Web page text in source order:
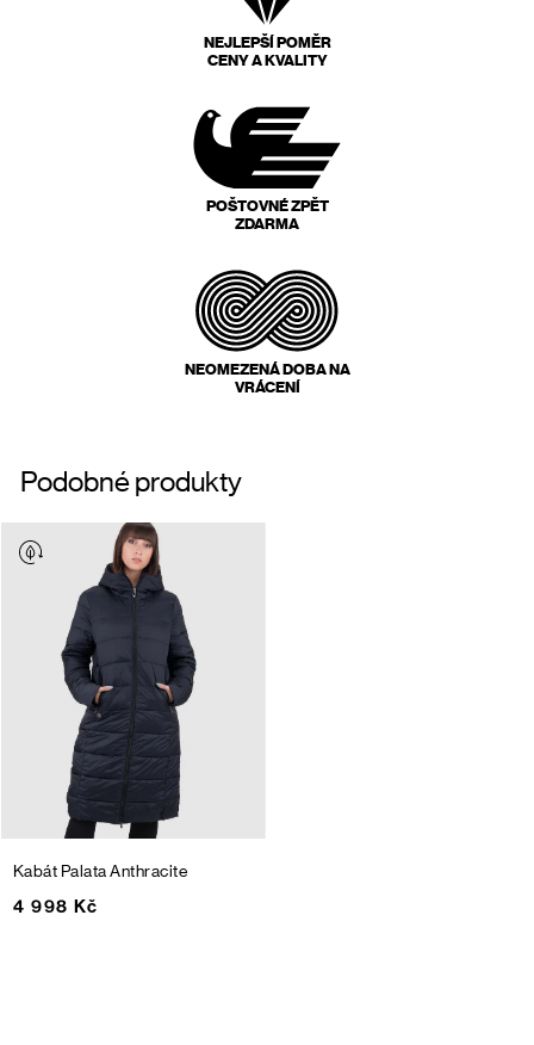
NEJLEPŠÍ POMĚR
CENY A KVALITY
POŠTOVNÉ ZPĚT
ZDARMA
NEOMEZENÁ DOBA NA
VRÁCENÍ
Podobné produkty
Kabát PalataAnthracite
4 998 Kč